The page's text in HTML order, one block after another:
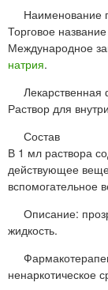
Наименование
Торговое
Международное
натрия.
Раствор для
Состав
В 1 мл раствора
действующее
вспомогательное
Описание:
жидкость.
ненаркотическое